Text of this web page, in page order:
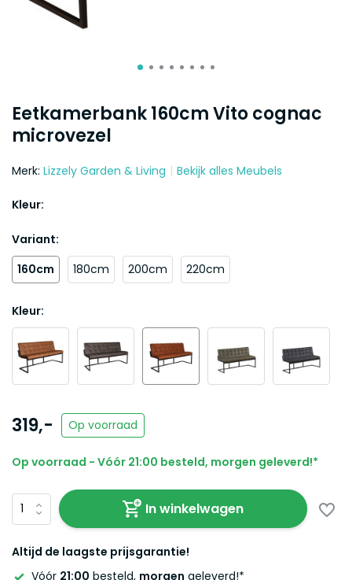
Eetkamerbank 160cm Vito cognac
microvezel
Merk: Lizzely Garden & Living Bekijk alles Meubels
Kleur:
Variant:
160cm
180cm 200cm 220cm
Kleur:
319,- Op voorraad
Op voorraad - Vóór 21:00 besteld, morgen geleverd!*
In winkelwagen
Altijd de laagste prijsgarantie!
Vóór 21:00 besteld, morgen geleverd!*